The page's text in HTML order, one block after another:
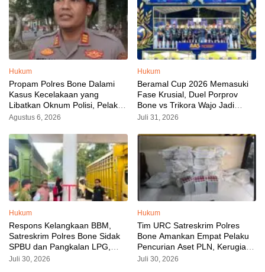
Hukum
Propam Polres Bone Dalami
Kasus Kecelakaan yang
Libatkan Oknum Polisi, Pelaku
Sudah Diamankan
Agustus 6, 2026
Hukum
Beramal Cup 2026 Memasuki
Fase Krusial, Duel Porprov
Bone vs Trikora Wajo Jadi
Sorotan Malam Ini
Juli 31, 2026
Hukum
Respons Kelangkaan BBM,
Satreskrim Polres Bone Sidak
SPBU dan Pangkalan LPG,
AKP Alvin Aji Imbau Pengelola
Juli 30, 2026
Hukum
Tim URC Satreskrim Polres
Bone Amankan Empat Pelaku
Pencurian Aset PLN, Kerugian
Ditaksir Capai Rp 3 Milyar
Juli 30, 2026